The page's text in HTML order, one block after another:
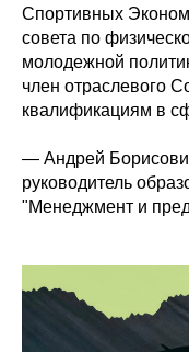
Спортивных
совета по
молодежной
член отраслевого
квалификациям в
— Андрей
руководитель
"Менеджмент и